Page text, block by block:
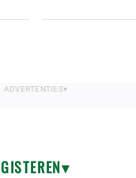
GISTEREN